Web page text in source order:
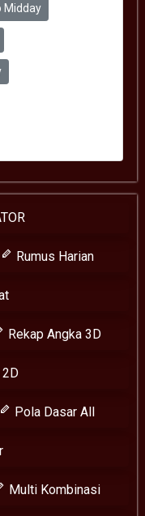
Midday
Rumus Harian
Rekap Angka 3D
2D
Pola Dasar All
Multi Kombinasi